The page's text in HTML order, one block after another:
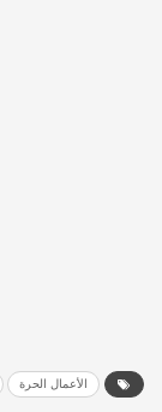
الأعمال الحرة